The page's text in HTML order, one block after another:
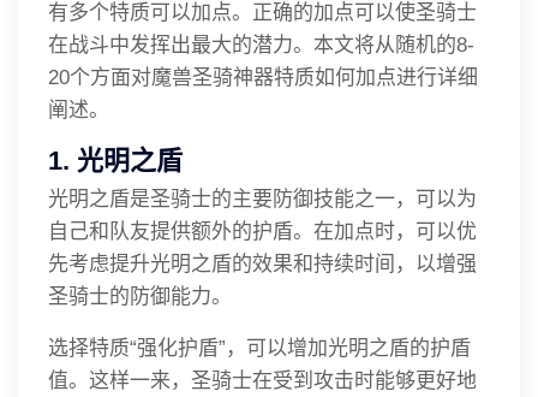
有多个特质可以加点。正确的加点可以使圣骑士
在战斗中发挥出最大的潜力。本文将从随机的8-
20个方面对魔兽圣骑神器特质如何加点进行详细
阐述。
1. 光明之盾
光明之盾是圣骑士的主要防御技能之一，可以为
自己和队友提供额外的护盾。在加点时，可以优
先考虑提升光明之盾的效果和持续时间，以增强
圣骑士的防御能力。
选择特质“强化护盾”，可以增加光明之盾的护盾
值。这样一来，圣骑士在受到攻击时能够更好地